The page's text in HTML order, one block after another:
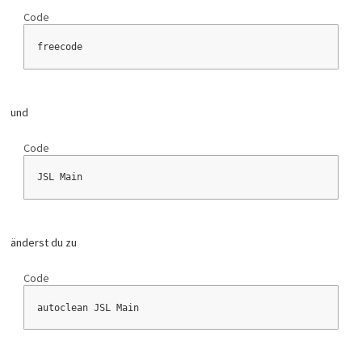
KeepAnimation:
Code
freecode
und
Code
JSL Main
änderst du zu
Code
autoclean JSL Main